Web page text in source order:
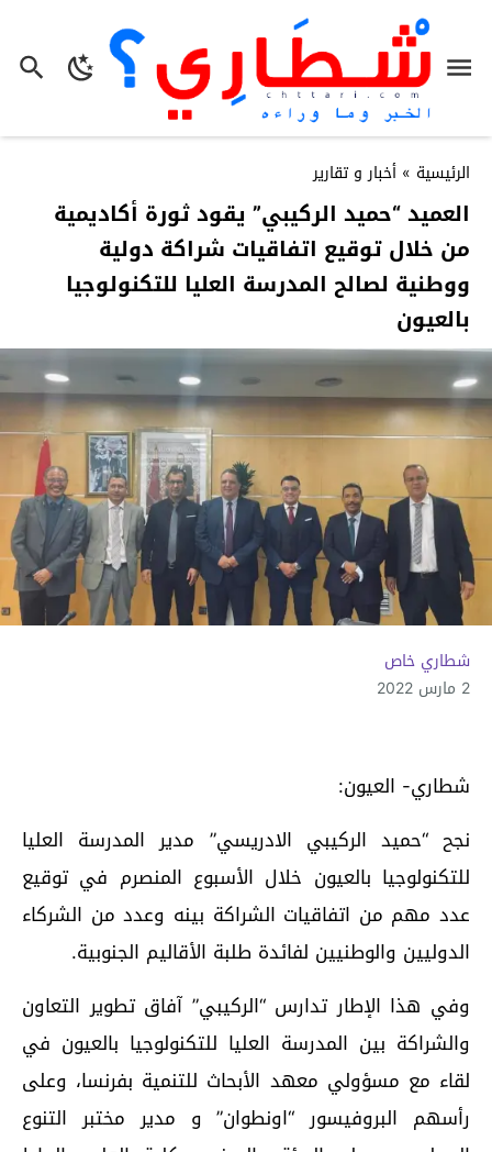
الرئيسية » أخبار و تقارير
العميد “حميد الركيبي” يقود ثورة أكاديمية
من خلال توقيع اتفاقيات شراكة دولية
ووطنية لصالح المدرسة العليا للتكنولوجيا
بالعيون
شطاري خاص
2 مارس 2022
شطاري- العيون:
نجح “حميد الركيبي الادريسي” مدير المدرسة العليا
للتكنولوجيا بالعيون خلال الأسبوع المنصرم في توقيع
عدد مهم من اتفاقيات الشراكة بينه وعدد من الشركاء
الدوليين والوطنيين لفائدة طلبة الأقاليم الجنوبية.
وفي هذا الإطار تدارس “الركيبي” آفاق تطوير التعاون
والشراكة بين المدرسة العليا للتكنولوجيا بالعيون في
لقاء مع مسؤولي معهد الأبحاث للتنمية بفرنسا، وعلى
رأسهم البروفيسور “اونطوان” و مدير مختبر التنوع